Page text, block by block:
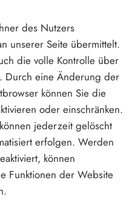
des Nutzers
unserer Seite übermittelt.
die volle Kontrolle über
Durch eine Änderung der
können Sie die
oder einschränken.
jederzeit gelöscht
erfolgen. Werden
können
Funktionen der Website